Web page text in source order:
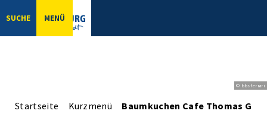
SUCHE MENÜ
© bbsferrari
Startseite Kurzmenü Baumkuchen Cafe Thomas